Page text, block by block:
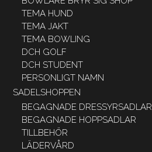
TEMA HUND
TEMA JAKT
TEMA BOWLING
DCH GOLF
DCH STUDENT
PERSONLIGT NAMN
SADELSHOPPEN
BEGAGNADE DRESSYRSADLAR
BEGAGNADE HOPPSADLAR
TILLBEHÖR
LÄDERVÅRD